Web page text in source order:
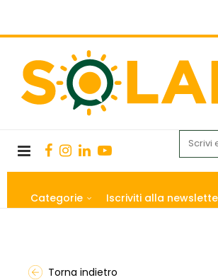
Categorie Iscriviti alla
Torna indietro